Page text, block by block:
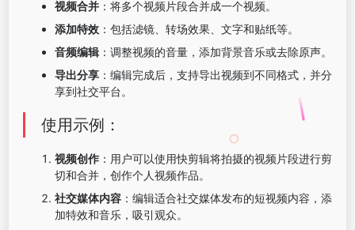
视频合并：将多个视频片段合并成一个视频。
添加特效：包括滤镜、转场效果、文字和贴纸等。
音频编辑：调整视频的音量，添加背景音乐或去除原声。
导出分享：编辑完成后，支持导出视频到不同格式，并分
享到社交平台。
使用示例：
视频创作：用户可以使用快剪辑将拍摄的视频片段进行剪
切和合并，创作个人视频作品。
社交媒体内容：编辑适合社交媒体发布的短视频内容，添
加特效和音乐，吸引观众。